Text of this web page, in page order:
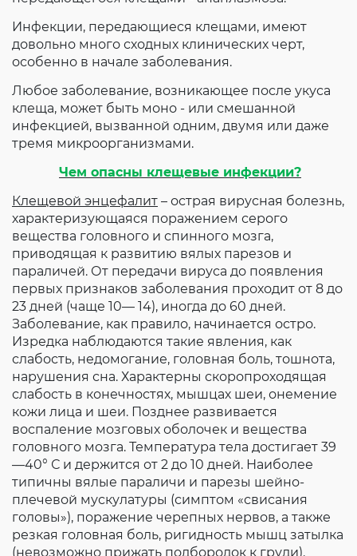
Инфекции, передающиеся клещами, имеют
довольно много сходных клинических черт,
особенно в начале заболевания.
Любое заболевание, возникающее после укуса
клеща, может быть моно - или смешанной
инфекцией, вызванной одним, двумя или даже
тремя микроорганизмами.
Чем опасны клещевые инфекции?
Клещевой энцефалит – острая вирусная болезнь,
характеризующаяся поражением серого
вещества головного и спинного мозга,
приводящая к развитию вялых парезов и
параличей. От передачи вируса до появления
первых признаков заболевания проходит от 8 до
23 дней (чаще 10— 14), иногда до 60 дней.
Заболевание, как правило, начинается остро.
Изредка наблюдаются такие явления, как
слабость, недомогание, головная боль, тошнота,
нарушения сна. Характерны скоропроходящая
слабость в конечностях, мышцах шеи, онемение
кожи лица и шеи. Позднее развивается
воспаление мозговых оболочек и вещества
головного мозга. Температура тела достигает 39
—40° С и держится от 2 до 10 дней. Наиболее
типичны вялые параличи и парезы шейно-
плечевой мускулатуры (симптом «свисания
головы»), поражение черепных нервов, а также
резкая головная боль, ригидность мышц затылка
(невозможно прижать подбородок к груди).